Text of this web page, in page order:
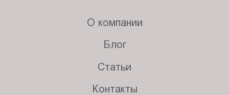
О компании
Блог
Статьи
Контакты